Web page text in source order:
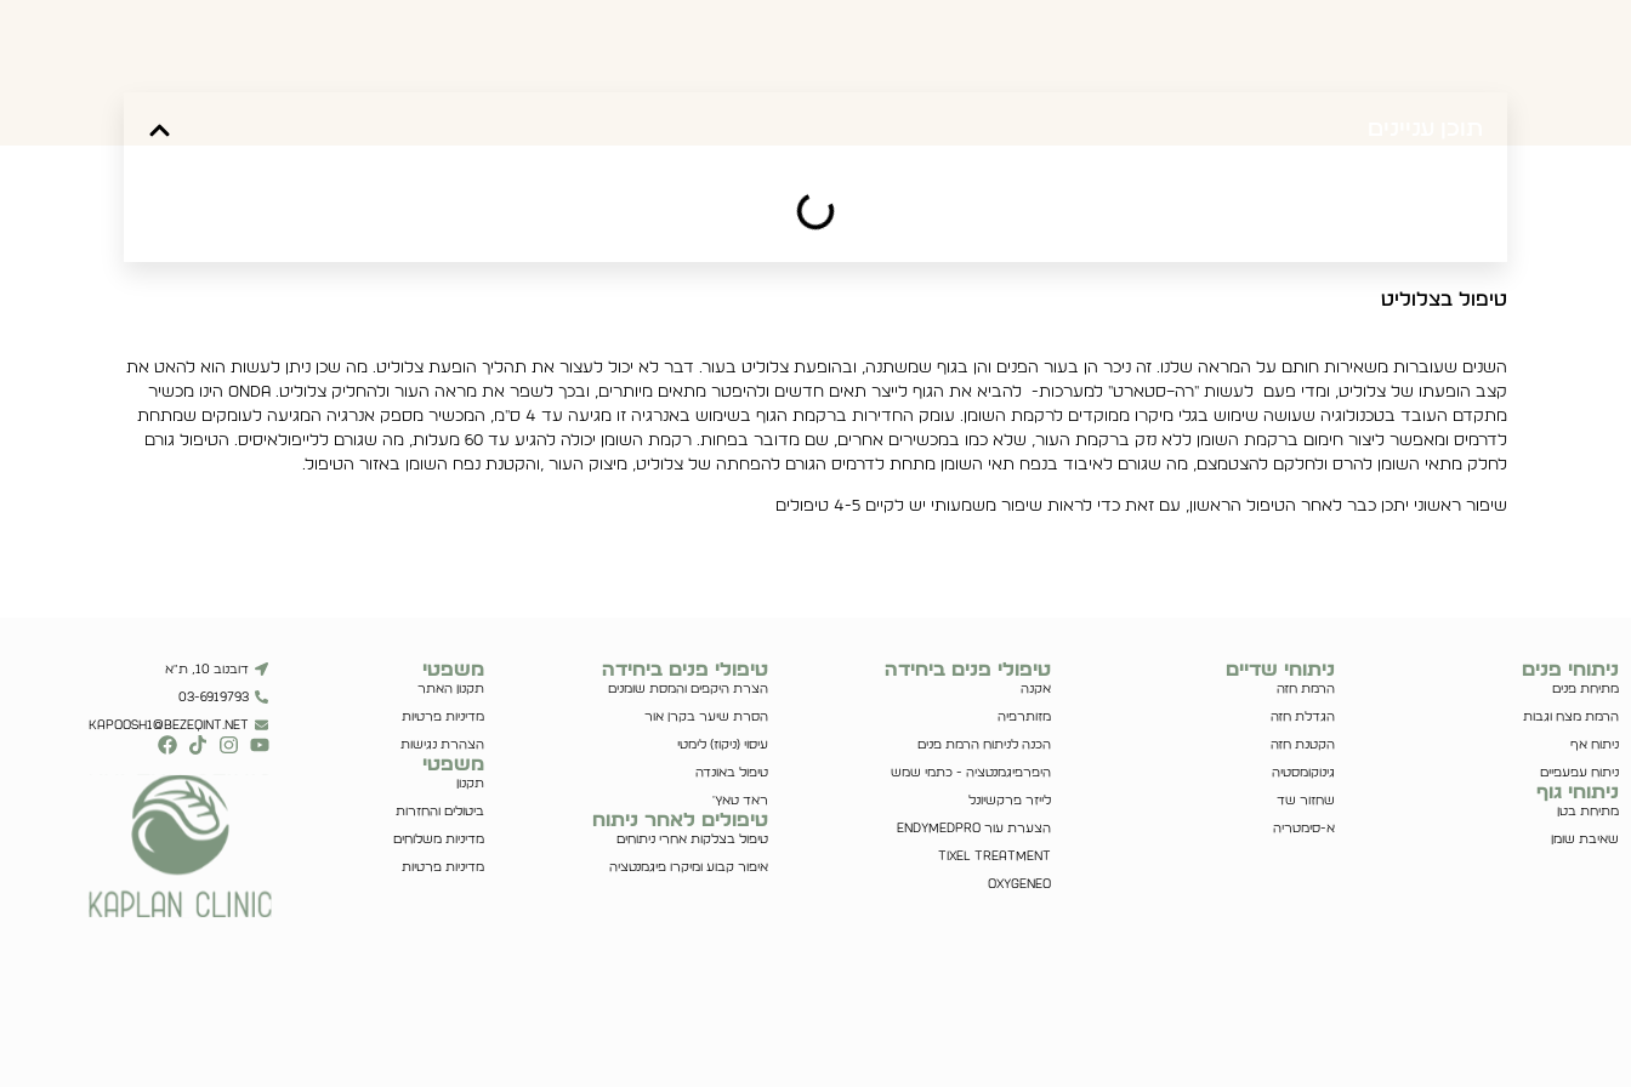
טיפול בצלוליט
השנים שעוברות משאירות חותם על המראה שלנו. זה ניכר הן בעור הפנים והן בגוף שמשתנה, ובהופעת צלוליט בעור. דבר לא יכול לעצור את תהליך הופעת צלוליט. מה שכן ניתן לעשות הוא להאט את
קצב הופעתו של צלוליט, ומדי פעם לעשות "רה–סטארט" למערכות- להביא את הגוף לייצר תאים חדשים ולהיפטר מתאים מיותרים, ובכך לשפר את מראה העור ולהחליק צלוליט. ONDA הינו מכשיר
מתקדם העובד בטכנולוגיה שעושה שימוש בגלי מיקרו ממוקדים לרקמת השומן. עומק החדירות ברקמת הגוף בשימוש באנרגיה זו מגיעה עד 4 ס"מ, המכשיר מספק אנרגיה המגיעה לעומקים שמתחת
לדרמיס ומאפשר ליצור חימום ברקמת השומן ללא נזק ברקמת העור, שלא כמו במכשירים אחרים, שם מדובר בפחות. רקמת השומן יכולה להגיע עד 60 מעלות, מה שגורם ללייפולאיסיס. הטיפול גורם
לחלק מתאי השומן להרס ולחלקם להצטמצם, מה שגורם לאיבוד בנפח תאי השומן מתחת לדרמיס הגורם להפחתה של צלוליט, מיצוק העור ,והקטנת נפח השומן באזור הטיפול.
שיפור ראשוני יתכן כבר לאחר הטיפול הראשון, עם זאת כדי לראות שיפור משמעותי יש לקיים 4-5 טיפולים
ניתוחי פנים
מתיחת פנים
הרמת מצח וגבות
ניתוח אף
ניתוח עפעפיים
ניתוחי גוף
מתיחת בטן
שאיבת שומן
ניתוחי שדיים
הרמת חזה
הגדלת חזה
הקטנת חזה
גינוקומסטיה
שחזור שד
א-סימטריה
טיפולי פנים ביחידה
אקנה
מזותרפיה
הכנה לניתוח הרמת פנים
היפרפיגמנטציה - כתמי שמש
לייזר פרקשיונל
הצערת עור Endymedpro
tixel treatment
Oxygeneo
טיפולי פנים ביחידה
הצרת היקפים והמסת שומנים
הסרת שיער בקרן אור
עיסוי (ניקוז) לימטי
טיפול באונדה
ראד טאץ'
טיפולים לאחר ניתוח
טיפול בצלקות אחרי ניתוחים
איפור קבוע ומיקרו פיגמנטציה
דובנוב 10, ת"א
03-6919793
kapoosh1@bezeqint.net
משפטי
תקנון האתר
מדיניות פרטיות
הצהרת נגישות
משפטי
תקנון
ביטולים והחזרות
מדיניות משלוחים
מדיניות פרטיות